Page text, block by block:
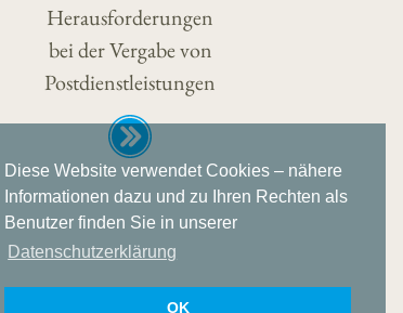
Diese Website verwendet Cookies – nähere
Informationen dazu und zu Ihren Rechten als
Benutzer finden Sie in unserer
Datenschutzerklärung
OK
Herausforderungen
bei der Vergabe von
Postdienstleistungen